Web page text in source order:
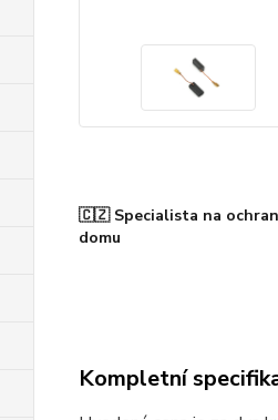
🇨🇿 Specialista na
domu
Kompletní